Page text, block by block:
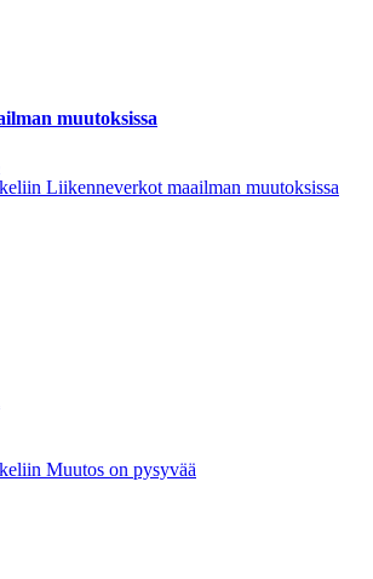
muutoksissa
Liikenneverkot maailman muutoksissa
Muutos on pysyvää